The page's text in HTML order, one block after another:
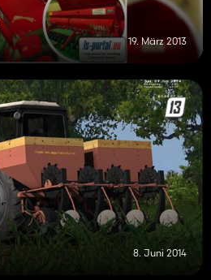
19. März 2013
8. Juni 2014